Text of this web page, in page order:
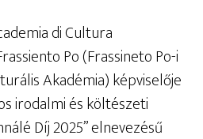
di Cultura
Po (Frassineto Po-i
Akadémia) képviselője
irodalmi és költészeti
Díj 2025” elnevezésű